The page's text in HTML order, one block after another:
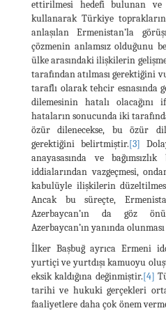
ettirilmesi hedefi bulunan ve
kullanarak Türkiye
anlaşılan Ermenistan’la
çözmenin anlamsız olduğunu
ülke arasındaki ilişkilerin
tarafından atılması gerektiğini
taraflı olarak tehcir esnasında
dilemesinin hatalı olacağını
hataların sonucunda iki
özür dilenecekse, bu özür
gerektiğini belirtmiştir.[3]
anayasasında ve
iddialarından vazgeçmesi,
kabulüyle ilişkilerin
Ancak bu süreçte,
Azerbaycan’ın da göz
Azerbaycan’ın yanında
İlker Başbuğ ayrıca Ermeni
yurtiçi ve yurtdışı kamuoyu
eksik kaldığına değinmiştir.[4]
tarihi ve hukuki gerçekleri
faaliyetlere daha çok önem